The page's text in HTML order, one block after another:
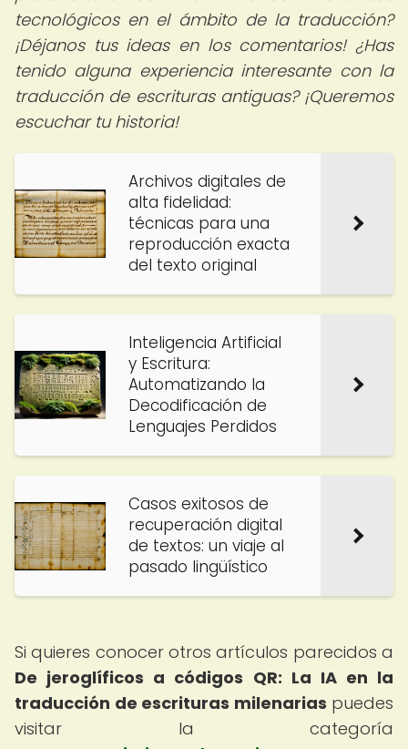
tecnológicos en el ámbito de la traducción?
¡Déjanos tus ideas en los comentarios! ¿Has
tenido alguna experiencia interesante con la
traducción de escrituras antiguas? ¡Queremos
escuchar tu historia!
Archivos digitales de
alta fidelidad:
técnicas para una
reproducción exacta
del texto original
Inteligencia Artificial
y Escritura:
Automatizando la
Decodificación de
Lenguajes Perdidos
Casos exitosos de
recuperación digital
de textos: un viaje al
pasado lingüístico
Si quieres conocer otros artículos parecidos a
De jeroglíficos a códigos QR: La IA en la
traducción de escrituras milenarias puedes
visitar la categoría